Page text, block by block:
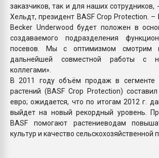
заказчиков, так и для наших сотрудников,
Хельдт, президент BASF Crop Protection. –
Becker Underwood будет положен в
создаваемого подразделения
посевов. Мы с оптимизмом смотрим
дальнейшей совместной работы с
коллегами».
В 2011 году объём продаж в сегменте
растений (BASF Crop Protection)
евро; ожидается, что по итогам 2012 г.
выйдет на новый рекордный уровень.
BASF помогают растениеводам
культур и качество сельскохозяйственной